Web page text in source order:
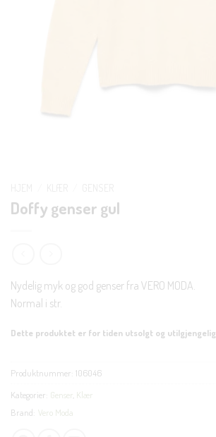
Doffy genser gul
Nydelig myk og god genser fra VERO MODA.
Normal i str.
Dette produktet er for tiden utsolgt og utilgjengelig.
Produktnummer: 106046
Kategorier: Genser Klær
Brand: Vero Moda